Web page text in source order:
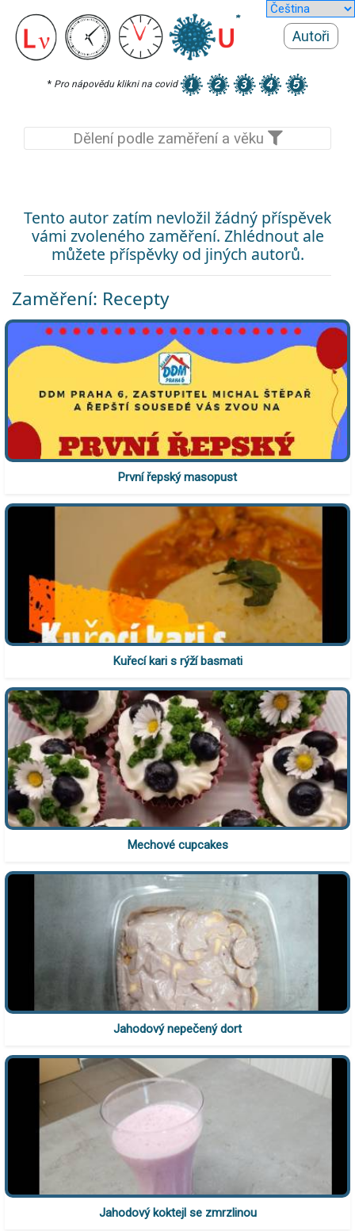
Autoři
* Pro nápovědu klikni na covid
Dělení podle zaměření a věku
Tento autor zatím nevložil žádný příspěvek
vámi zvoleného zaměření. Zhlédnout ale
můžete příspěvky od jiných autorů.
Zaměření: Recepty
První řepský masopust
Kuřecí kari s rýží basmati
Mechové cupcakes
Jahodový nepečený dort
Jahodový koktejl se zmrzlinou